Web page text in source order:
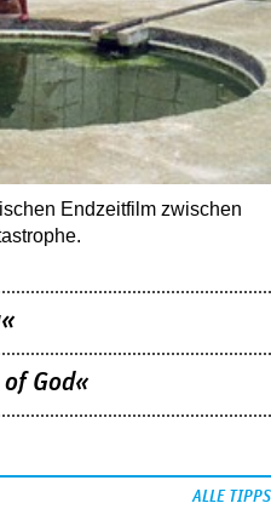
Endzeitfilm zwischen
God«
ALLE TIPPS